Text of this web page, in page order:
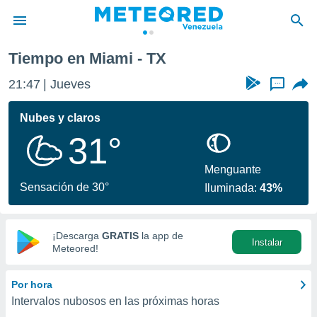
de
ha
calidad.
a este
las
y
digital
basada
Tiempo en Miami - TX
21:47 Jueves ...
Nubes y claros
31°
Sensación de 30°
Menguante
Iluminada:43%
¡Descarga GRATIS la app de
Meteored!
Instalar
Por hora
Intervalos nubosos en las próximas horas